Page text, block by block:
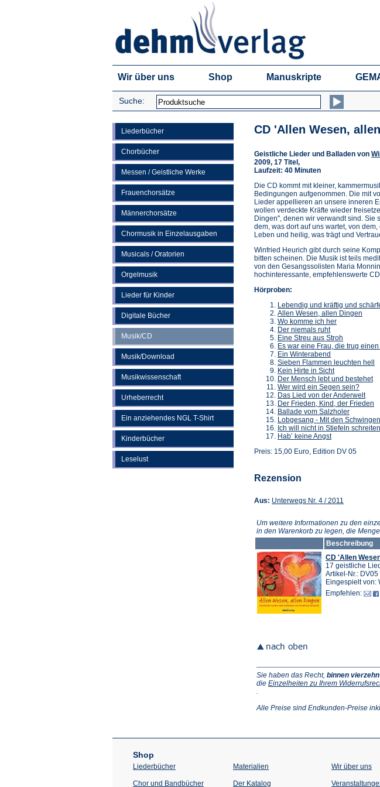
Wir über uns Shop Manuskripte
Suche:
Liederbücher
Chorbücher
Messen / Geistliche Werke
Frauenchorsätze
Männerchorsätze
Chormusik in Einzelausgaben
Musicals / Oratorien
Orgelmusik
Lieder für Kinder
Digitale Bücher
Musik/CD
Musik/Download
Musikwissenschaft
Urheberrecht
Ein anziehendes NGL T-Shirt
Kinderbücher
Leselust
CD 'Allen Wesen,
Geistliche Lieder und Balladen von
2009, 17 Titel,
Laufzeit: 40 Minuten
Die CD kommt mit kleiner,
Bedingungen aufgenommen. Die mit
Lieder appellieren an unsere inneren
wollen verdeckte Kräfte wieder
Dingen", denen wir verwandt sind. Sie
dem, was dort auf uns wartet, von
Leben und heilig, was trägt und
Winfried Heurich gibt durch seine
bitten scheinen. Die Musik ist teils
von den Gesangssolisten Maria
hochinteressante, empfehlenswerte
Hörproben:
Lebendig und kräftig und
Allen Wesen, allen Dingen
Wo komme ich her
Der niemals ruht
Eine Streu aus Stroh
Es war eine Frau, die trug
Ein Winterabend
Sieben Flammen leuchten hell
Kein Hirte in Sicht
Der Mensch lebt und bestehet
Wer wird ein Segen sein?
Das Lied von der Anderwelt
Der Frieden, Kind, der Frieden
Ballade vom Salzholer
Lobgesang - Mit den
Ich will nicht in Stiefeln schreiten
Hab’ keine Angst
Preis: 15,00 Euro, Edition DV 05
Rezension
Aus: Unterwegs Nr. 4 / 2011
neuen
Tab)
Um weitere Informationen zu den
in den Warenkorb zu legen, die
Beschreibung
CD 'Allen
17 geistliche
Artikel-Nr.: DV05
Eingespielt von:
Empfehlen:
Sie haben das Recht, binnen
die Einzelheiten zu Ihrem
einem
.
Alle Preise sind Endkunden-Preise
Shop
Liederbücher
Chor und Bandbücher
Materialien
Der Katalog
Wir über uns